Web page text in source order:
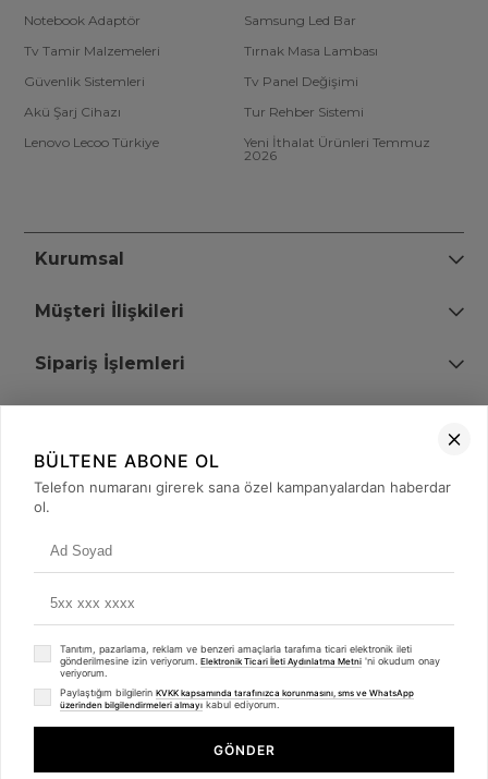
Notebook Adaptör
Samsung Led Bar
Tv Tamir Malzemeleri
Tırnak Masa Lambası
Güvenlik Sistemleri
Tv Panel Değişimi
Akü Şarj Cihazı
Tur Rehber Sistemi
Lenovo Lecoo Türkiye
Yeni İthalat Ürünleri Temmuz
2026
Kurumsal
Müşteri İlişkileri
Sipariş İşlemleri
+90 (850) 473 08 08
© 2008 - 2026merterelektronik.com
- Tüm Hakları Saklıdır. Kredi kartı bilgileriniz 256bit SSL sertifikası ile
Whatsapp
BÜLTENE ABONE OL
Telefon numaranı girerek sana özel kampanyalardan haberdar
ol.
Tanıtım, pazarlama, reklam ve benzeri amaçlarla tarafıma ticari elektronik ileti
gönderilmesine izin veriyorum. Elektronik Ticari İleti Aydınlatma Metni 'ni okudum onay
veriyorum.
Paylaştığım bilgilerin KVKK kapsamında tarafınızca korunmasını, sms ve WhatsApp
üzerinden bilgilendirmeleri almayı kabul ediyorum.
GÖNDER